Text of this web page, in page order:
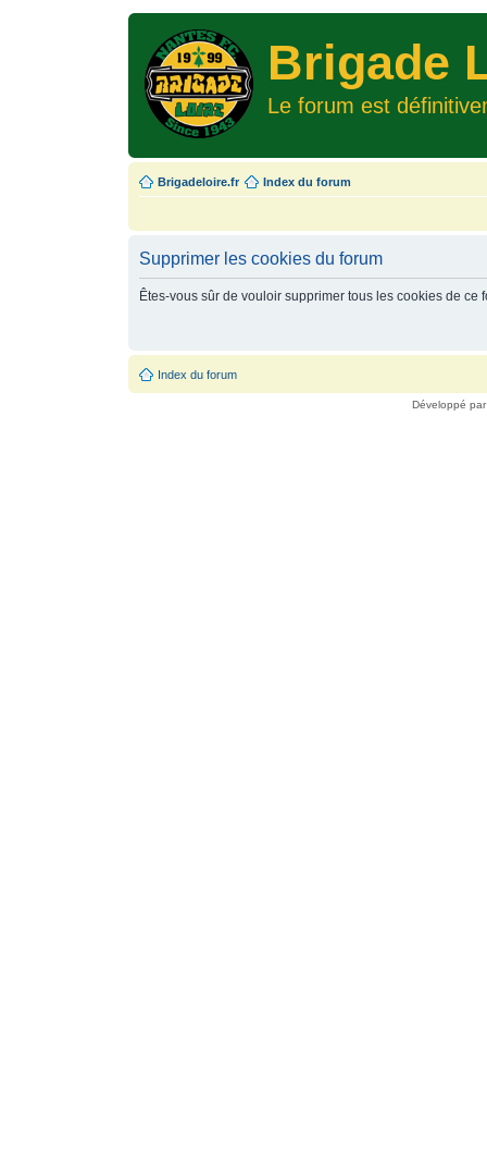
Brigade
Le forum est
Brigadeloire.fr Index du forum
Supprimer les cookies du forum
Êtes-vous sûr de vouloir supprimer tous les cookies de ce
Index du forum
Développé